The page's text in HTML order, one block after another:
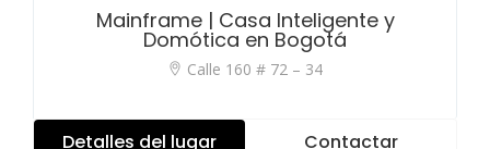
Mainframe | Casa Inteligente y
Domótica en Bogotá
Calle 160 # 72 – 34
Detalles del lugar Contactar